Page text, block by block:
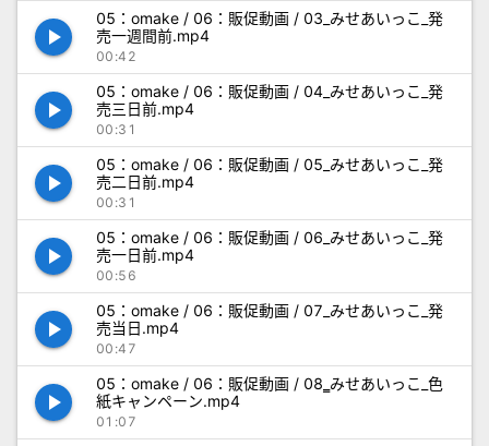
play_arrow
05：omake / 06：販促動画 / 03_みせあいっこ_発
売一週間前.mp4
00:42
play_arrow
05：omake / 06：販促動画 / 04_みせあいっこ_発
売三日前.mp4
00:31
play_arrow
05：omake / 06：販促動画 / 05_みせあいっこ_発
売二日前.mp4
00:31
play_arrow
05：omake / 06：販促動画 / 06_みせあいっこ_発
売一日前.mp4
00:56
play_arrow
05：omake / 06：販促動画 / 07_みせあいっこ_発
売当日.mp4
00:47
play_arrow
05：omake / 06：販促動画 / 08‗みせあいっこ_色
紙キャンペーン.mp4
01:07